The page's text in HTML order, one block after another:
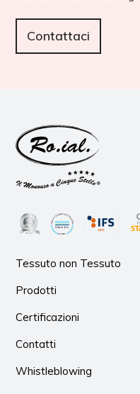
Contattaci
Tessuto non Tessuto
Prodotti
Certificazioni
Contatti
Whistleblowing